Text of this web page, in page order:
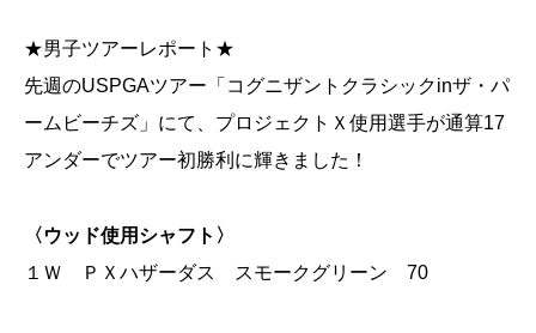
★男子ツアーレポート★
先週のUSPGAツアー「コグニザントクラシックinザ・パ
ームビーチズ」にて、プロジェクトＸ使用選手が通算17
アンダーでツアー初勝利に輝きました！
〈ウッド使用シャフト〉
１Ｗ ＰＸハザーダス スモークグリーン 70